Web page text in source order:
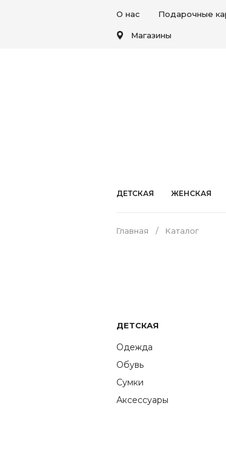
О нас Подарочные
Магазины
ДЕТСКАЯ ЖЕНСКАЯ
Главная Каталог
ДЕТСКАЯ
Одежда
Обувь
Сумки
Аксессуары